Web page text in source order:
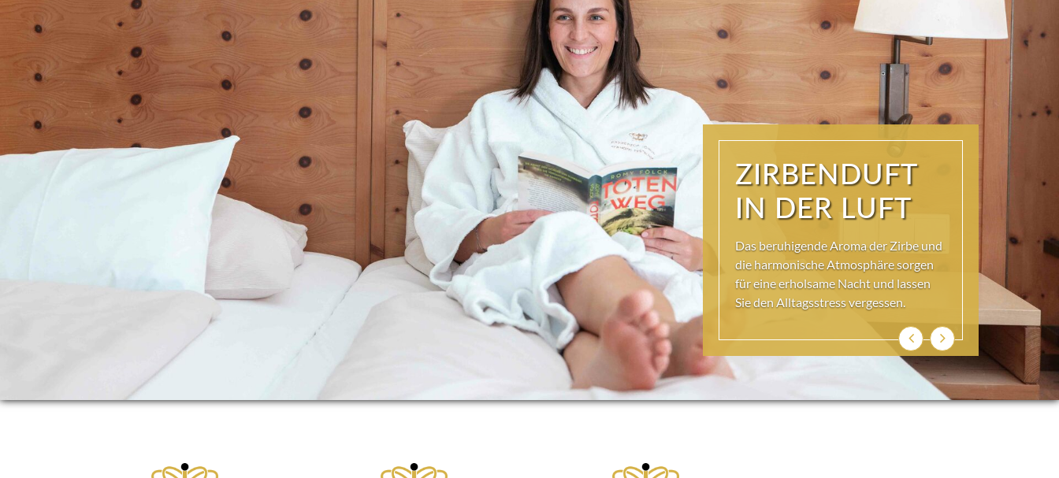
STIMMIG UND
ECHT
Entdecken Sie unsere einladenden
Zirbenzimmer, die mit natürlichen
Materialien und liebevollen Details
gestaltet sind.
ZurückWeiter